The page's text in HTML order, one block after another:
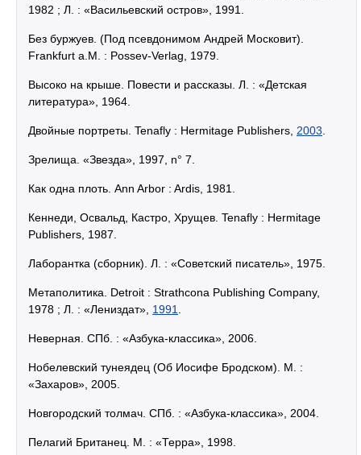
1982 ; Л. : «Васильевский остров», 1991.
Без буржуев. (Под псевдонимом Андрей Московит).
Frankfurt a.M. : Possev-Verlag, 1979.
Высоко на крыше. Повести и рассказы. Л. : «Детская
литература», 1964.
Двойные портреты. Tenafly : Hermitage Publishers, 2003
Зрелища. «Звезда», 1997, n° 7.
Как одна плоть. Ann Arbor : Ardis, 1981.
Кеннеди, Освальд, Кастро, Хрущев. Tenafly : Hermitage
Publishers, 1987.
Лаборантка (сборник). Л. : «Советский писатель», 1975.
Метаполитика. Detroit : Strathcona Publishing Company,
1978 ; Л. : «Лениздат», 1991
Неверная. СПб. : «Азбука-классика», 2006.
Нобелевский тунеядец (Об Иосифе Бродском). М. :
«Захаров», 2005.
Новгородский толмач. СПб. : «Азбука-классика», 2004.
Пелагий Британец. M. : «Терра», 1998.